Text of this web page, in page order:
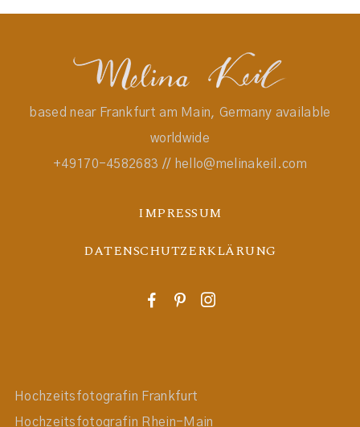
based near Frankfurt am Main, Germany available
worldwide
+49170-4582683 // hello@melinakeil.com
IMPRESSUM
DATENSCHUTZERKLÄRUNG
F P I
Hochzeitsfotografin Frankfurt
Hochzeitsfotografin Rhein-Main